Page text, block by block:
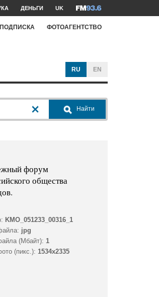
ДЕНЬГИ UK
ПОДПИСКА ФОТОАГЕНТСТВО
RU EN
Найти
форум
общества
KMO_051233_00316_1
jpg
(Мбайт): 1
(пикс.): 1534x2335